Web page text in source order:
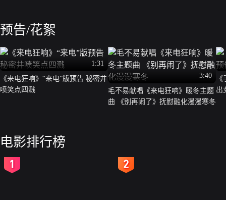
预告/花絮
1:31
《来电狂响》“来电”版预告 秘密井
喷笑点四溅
3:40
毛不易献唱《来电狂响》暖冬主题
曲 《别再闹了》抚慰融化漫漫寒冬
出
电影排行榜